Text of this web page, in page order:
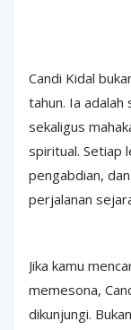
Candi Kidal
tahun. Ia adalah
sekaligus
spiritual. Setiap
pengabdian,
perjalanan
Jika kamu
memesona,
dikunjungi.